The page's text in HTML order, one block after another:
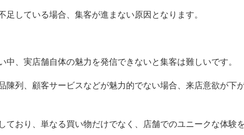
足している場合、集客が進まない原因となります。
中、実店舗自体の魅力を発信できないと集客は難しいです。
陳列、顧客サービスなどが魅力的でない場合、来店意欲が下
ており、単なる買い物だけでなく、店舗でのユニークな体験